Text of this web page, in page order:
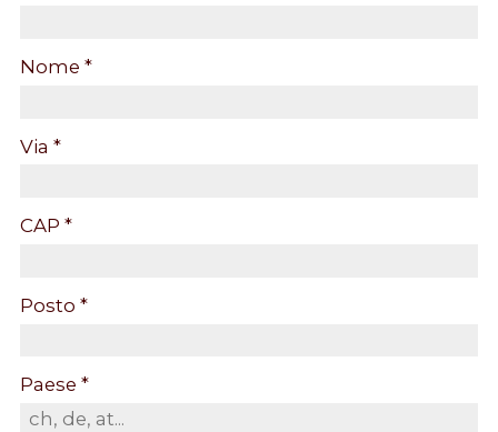
Nome *
Via *
CAP *
Posto *
Paese *